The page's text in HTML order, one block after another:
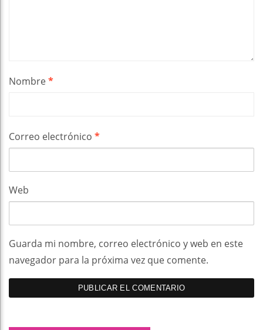
Nombre*
Correo electrónico *
Web
Guarda mi nombre, correo electrónico y web en este
navegador para la próxima vez que comente.